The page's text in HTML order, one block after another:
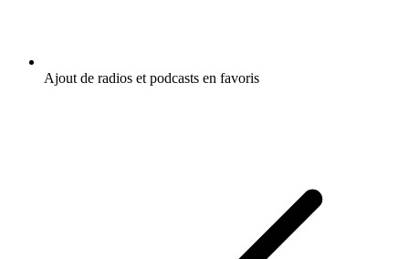
Ajout de radios et podcasts en favoris